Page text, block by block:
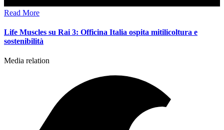
Read More
Life Muscles su Rai 3: Officina Italia ospita mitilicoltura e
sostenibilità
Media relation